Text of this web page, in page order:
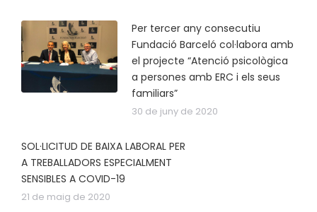
Per tercer any consecutiu
Fundació Barceló col·labora amb
el projecte “Atenció psicològica
a persones amb ERC i els seus
familiars”
30 de juny de 2020
SOL·LICITUD DE BAIXA LABORAL PER
A TREBALLADORS ESPECIALMENT
SENSIBLES A COVID-19
21 de maig de 2020